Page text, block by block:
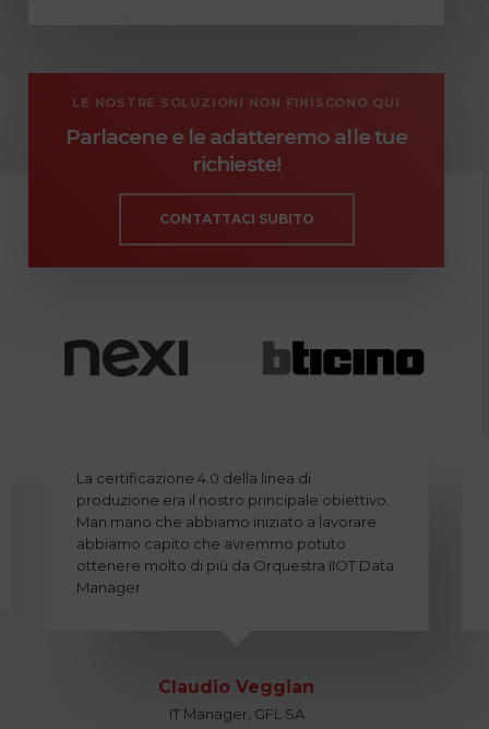
LE NOSTRE SOLUZIONI NON FINISCONO QUI
Parlacene e le adatteremo alle tue
richieste!
CONTATTACI SUBITO
La certificazione 4.0 della linea di
produzione era il nostro principale obiettivo.
Man mano che abbiamo iniziato a lavorare
abbiamo capito che avremmo potuto
ottenere molto di più da Orquestra IIOT Data
Manager
Claudio Veggian
IT Manager, GFL SA